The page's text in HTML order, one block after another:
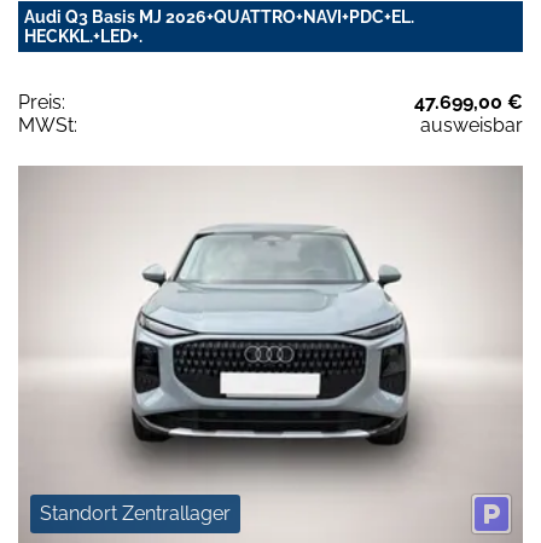
Audi Q3 Basis MJ 2026+QUATTRO+NAVI+PDC+EL.
HECKKL.+LED+.
Preis:
47.699,00 €
MWSt:
ausweisbar
Standort Zentrallager